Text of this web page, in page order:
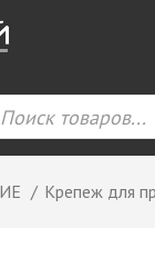
Крепеж для